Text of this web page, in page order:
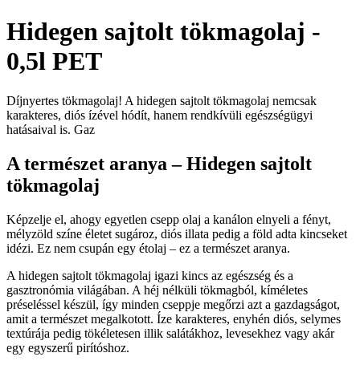
Hidegen sajtolt tökmagolaj -
0,5l PET
Díjnyertes tökmagolaj! A hidegen sajtolt tökmagolaj nemcsak
karakteres, diós ízével hódít, hanem rendkívüli egészségügyi
hatásaival is. Gaz
A természet aranya – Hidegen sajtolt
tökmagolaj
Képzelje el, ahogy egyetlen csepp olaj a kanálon elnyeli a fényt,
mélyzöld színe életet sugároz, diós illata pedig a föld adta kincseket
idézi. Ez nem csupán egy étolaj – ez a természet aranya.
A hidegen sajtolt tökmagolaj igazi kincs az egészség és a
gasztronómia világában. A héj nélküli tökmagból, kíméletes
préseléssel készül, így minden cseppje megőrzi azt a gazdagságot,
amit a természet megalkotott. Íze karakteres, enyhén diós, selymes
textúrája pedig tökéletesen illik salátákhoz, levesekhez vagy akár
egy egyszerű pirítóshoz.